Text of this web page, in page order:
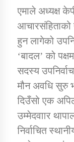
एमाले अध्यक्ष
आचारसंहिताको
हुन लागेको
‘बादल’ को
सदस्य
मौन अवधि सुरु
दिउँसो एक
उम्मेदवाार
निर्वाचित